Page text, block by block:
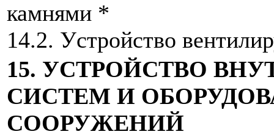
камнями *
14.2. Устройство
15. УСТРОЙСТВО
СИСТЕМ И
СООРУЖЕНИЙ